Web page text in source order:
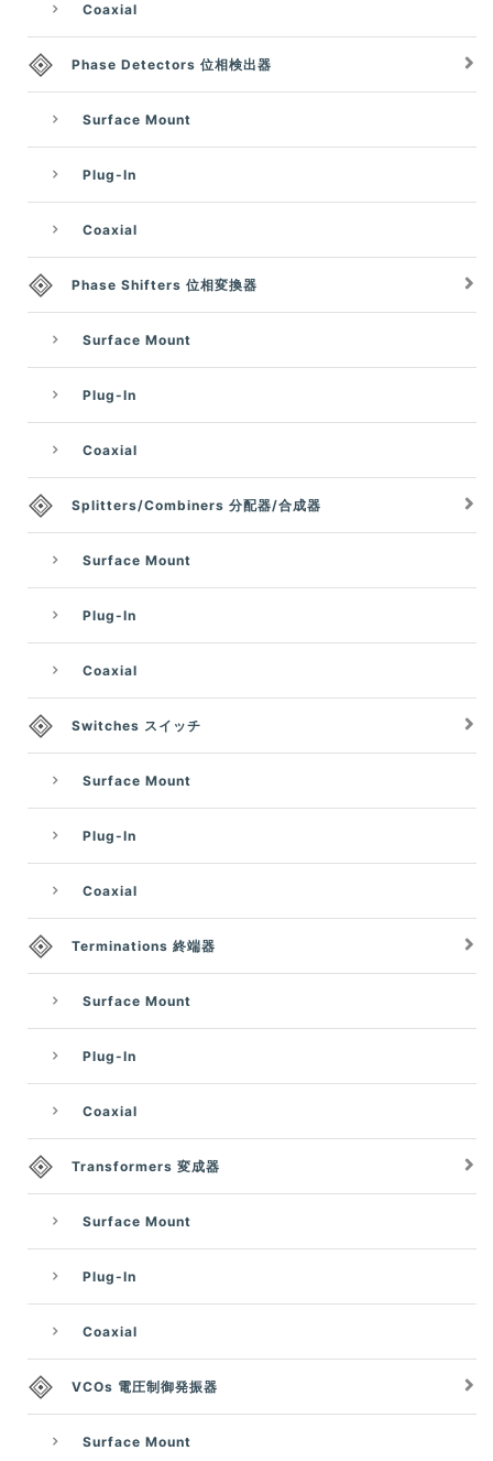
Coaxial
Phase Detectors 位相検出器
Surface Mount
Plug-In
Coaxial
Phase Shifters 位相変換器
Surface Mount
Plug-In
Coaxial
Splitters/Combiners 分配器/合成器
Surface Mount
Plug-In
Coaxial
Switches スイッチ
Surface Mount
Plug-In
Coaxial
Terminations 終端器
Surface Mount
Plug-In
Coaxial
Transformers 変成器
Surface Mount
Plug-In
Coaxial
VCOs 電圧制御発振器
Surface Mount